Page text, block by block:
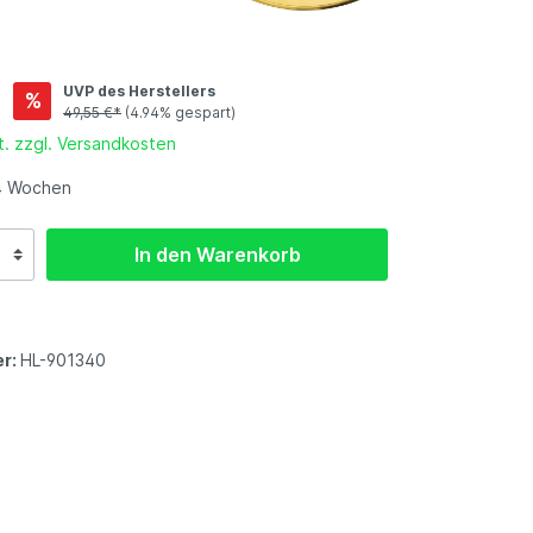
Gartenmöbel-Zubehör
%
UVP des Herstellers
49,55 €* (4.94% gespart)
zzgl. Versandkosten
In den Warenkorb
HL-901340